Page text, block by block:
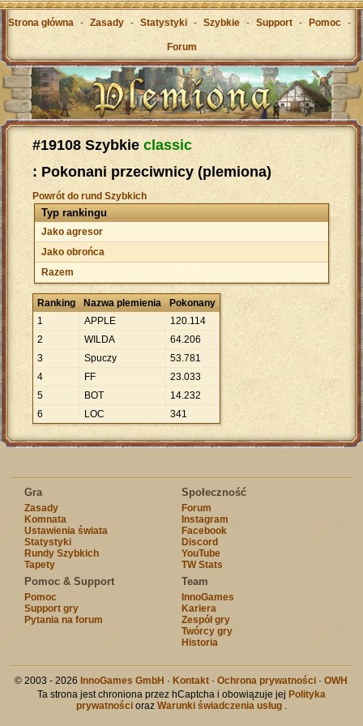
Strona główna - Zasady - Statystyki - Szybkie - Support - Pomoc -
Forum
#19108 Szybkieclassic
: Pokonani przeciwnicy (plemiona)
Powrót do rund Szybkich
Typ rankingu
Jako agresor
Jako obrońca
Razem
Ranking Nazwa plemienia
Pokonany
1
APPLE 120.114
2
WILDA 64.206
3
Spuczy 53.781
4
FF 23.033
5
BOT 14.232
6
LOC 341
Gra
Zasady
Komnata
Ustawienia świata
Statystyki
Rundy Szybkich
Tapety
Społeczność
Forum
Instagram
Facebook
Discord
YouTube
TW Stats
Pomoc & Support
Pomoc
Support gry
Pytania na forum
Team
InnoGames
Kariera
Zespół gry
Twórcy gry
Historia
© 2003 - 2026 InnoGames GmbH · Kontakt ·Ochrona prywatności ·OWH
Ta strona jest chroniona przez hCaptcha i obowiązuje jej Polityka
prywatnościoraz Warunki świadczenia usług.